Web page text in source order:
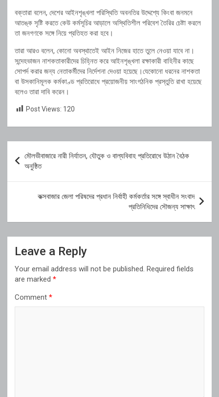
বক্তারা বলেন, দেশের আইনশৃঙ্খলা পরিস্থিতি অবনতির উদ্দেশ্যে কিংবা জনমনে
আতঙ্ক সৃষ্টি করতে কেউ কর্মসূচির আড়ালে অস্থিতিশীল পরিবেশ তৈরির চেষ্টা করলে
তা জনগণকে সঙ্গে নিয়ে প্রতিহত করা হবে।
তারা আরও বলেন, কোনো অবস্থাতেই আইন নিজের হাতে তুলে নেওয়া যাবে না।
সন্দেহভাজন নাশকতাকারীদের চিহ্নিত করে আইনশৃঙ্খলা রক্ষাকারী বাহিনীর কাছে
সোপর্দ করার জন্য নেতাকর্মীদের নির্দেশনা দেওয়া হয়েছে।যেকোনো ধরনের নাশকতা
বা উসকানিমূলক কর্মকাণ্ড প্রতিরোধে প্রয়োজনীয় সাংগঠনিক প্রস্তুতি রাখা হয়েছে
বলেও তারা দাবি করেন।
Post Views: 120
navigation
মৌলভীবাজারে নারী নির্যাতন, যৌতুক ও বাল্যবিবাহ প্রতিরোধে উঠান বৈঠক
অনুষ্ঠিত
কক্সবাজার জেলা পরিষদের প্রধান নির্বাহী কর্মকর্তার সঙ্গে স্বাধীন সংবাদ
প্রতিনিধিদের সৌজন্য সাক্ষাৎ
Leave a Reply
Your email address will not be published. Required fields
are marked *
Comment *